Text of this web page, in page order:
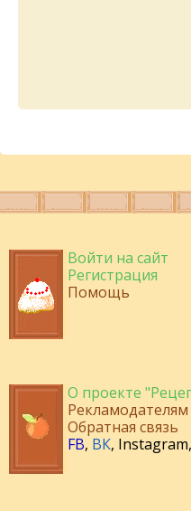
Войти на сайт
Регистрация
Помощь
О проекте
Рекламодателям
Обратная связь
FB, ВК, Instagram,